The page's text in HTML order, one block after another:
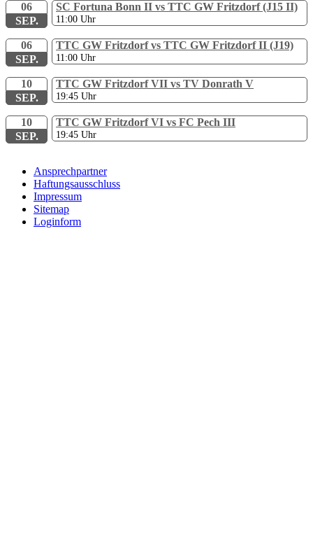
06
SEP.
SC Fortuna Bonn II vs TTC GW Fritzdorf (J15 II)
11:00 Uhr
06
SEP.
TTC GW Fritzdorf vs TTC GW Fritzdorf II (J19)
11:00 Uhr
10
SEP.
TTC GW Fritzdorf VII vs TV Donrath V
19:45 Uhr
10
SEP.
TTC GW Fritzdorf VI vs FC Pech III
19:45 Uhr
Ansprechpartner
Haftungsausschluss
Impressum
Sitemap
Loginform